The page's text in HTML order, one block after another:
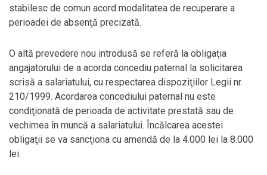
stabilesc de comun acord modalitatea de recuperare a
perioadei de absenţă precizată.
O altă prevedere nou introdusă se referă la obligaţia
angajatorului de a acorda concediu paternal la solicitarea
scrisă a salariatului, cu respectarea dispoziţiilor Legii nr.
210/1999. Acordarea concediului paternal nu este
condiţionată de perioada de activitate prestată sau de
vechimea în muncă a salariatului. Încălcarea acestei
obligaţii se va sancţiona cu amendă de la 4.000 lei la 8.000
lei.